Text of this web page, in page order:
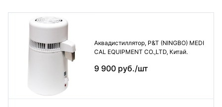
Аквадистиллятор, P&T (NINGBO) MEDI
CAL EQUIPMENT CO.,LTD, Китай.
9 900 руб./шт